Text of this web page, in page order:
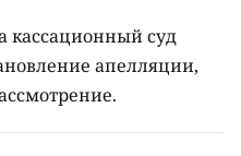
кассационный суд
апелляции,